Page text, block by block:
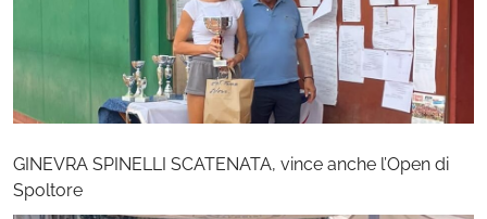
GINEVRA SPINELLI SCATENATA, vince anche l’Open di
Spoltore